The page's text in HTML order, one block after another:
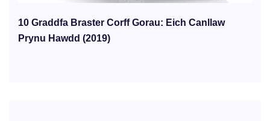
10 Graddfa Braster Corff Gorau: Eich Canllaw
Prynu Hawdd (2019)